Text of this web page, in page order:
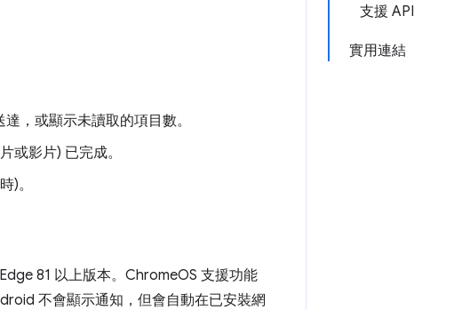
支援 API
實用連結
，或顯示未讀取的項目數。
或影片) 已完成。
)。
81 以上版本。ChromeOS 支援功能
不會顯示通知，但會自動在已安裝網